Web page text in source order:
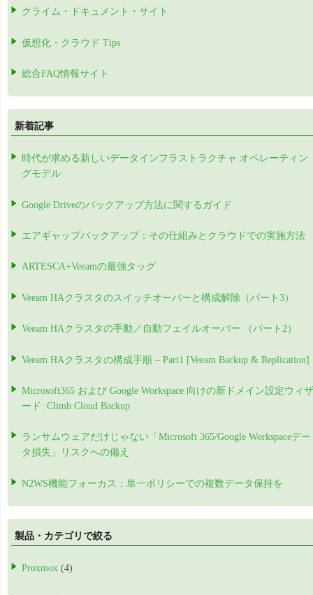
クライム・ドキュメント・サイト
仮想化・クラウド Tips
総合FAQ情報サイト
新着記事
時代が求める新しいデータインフラストラクチャ オペレーティン
グモデル
Google Driveのバックアップ方法に関するガイド
エアギャップバックアップ：その仕組みとクラウドでの実施方法
ARTESCA+Veeamの最強タッグ
Veeam HAクラスタのスイッチオーバーと構成解除（パート3）
Veeam HAクラスタの手動／自動フェイルオーバー （パート2）
Veeam HAクラスタの構成手順 – Part1 [Veeam Backup & Replication]
Microsoft365 および Google Workspace 向けの新ドメイン設定ウィザ
ード: Climb Cloud Backup
ランサムウェアだけじゃない「Microsoft 365/Google Workspaceデー
タ損失」リスクへの備え
N2WS機能フォーカス：単一ポリシーでの複数データ保持を
製品・カテゴリで絞る
Proxmox (4)